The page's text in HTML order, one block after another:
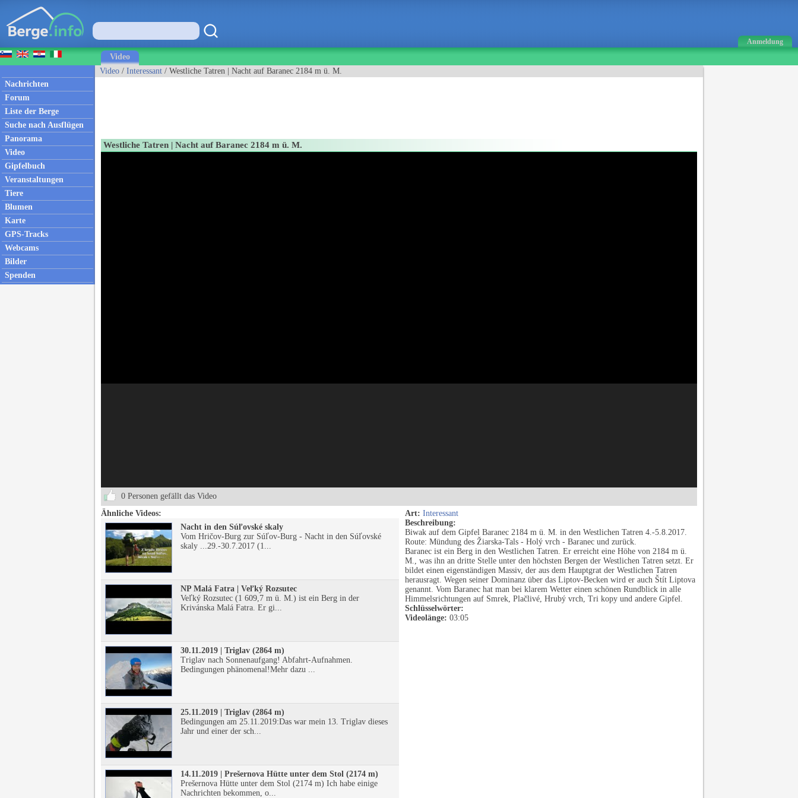
Anmeldung
Video
Nachrichten
Forum
Liste der Berge
Suche nach Ausflügen
Panorama
Video
Gipfelbuch
Veranstaltungen
Tiere
Blumen
Karte
GPS-Tracks
Webcams
Bilder
Spenden
Video / Interessant / Westliche Tatren | Nacht auf Baranec 2184 m ü. M.
Westliche Tatren | Nacht auf Baranec 2184 m ü. M.
0 Personen gefällt das Video
Ähnliche Videos:
Nacht in den Súľovské skaly
Vom Hričov-Burg zur Súľov-Burg - Nacht in den Súľovské
skaly ...29.-30.7.2017 (1...
NP Malá Fatra | Veľký Rozsutec
Veľký Rozsutec (1 609,7 m ü. M.) ist ein Berg in der
Krivánska Malá Fatra. Er gi...
30.11.2019 | Triglav (2864 m)
Triglav nach Sonnenaufgang! Abfahrt-Aufnahmen.
Bedingungen phänomenal!Mehr dazu ...
25.11.2019 | Triglav (2864 m)
Bedingungen am 25.11.2019:Das war mein 13. Triglav dieses
Jahr und einer der sch...
14.11.2019 | Prešernova Hütte unter dem Stol (2174 m)
Prešernova Hütte unter dem Stol (2174 m) Ich habe einige
Nachrichten bekommen, o...
Art: Interessant
Beschreibung:
Biwak auf dem Gipfel Baranec 2184 m ü. M. in den Westlichen Tatren 4.-5.8.2017.
Route: Mündung des Žiarska-Tals - Holý vrch - Baranec und zurück.
Baranec ist ein Berg in den Westlichen Tatren. Er erreicht eine Höhe von 2184 m ü.
M., was ihn an dritte Stelle unter den höchsten Bergen der Westlichen Tatren setzt. Er
bildet einen eigenständigen Massiv, der aus dem Hauptgrat der Westlichen Tatren
herausragt. Wegen seiner Dominanz über das Liptov-Becken wird er auch Štít Liptova
genannt. Vom Baranec hat man bei klarem Wetter einen schönen Rundblick in alle
Himmelsrichtungen auf Smrek, Plačlivé, Hrubý vrch, Tri kopy und andere Gipfel.
Schlüsselwörter:
Videolänge: 03:05